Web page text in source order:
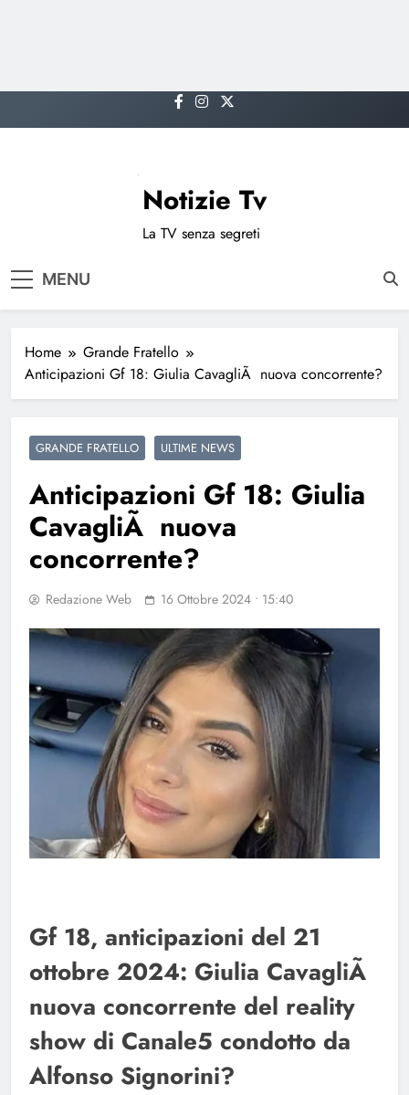
to
Notizie Tv
La TV senza segreti
MENU
Home
Grande Fratello
Anticipazioni Gf 18: Giulia CavagliÃ nuova concorrente?
GRANDE FRATELLO ULTIME NEWS
Anticipazioni Gf 18: Giulia
CavagliÃ nuova
concorrente?
Redazione Web 16 Ottobre 2024 • 15:40
Gf 18, anticipazioni del 21
ottobre 2024: Giulia CavagliÃ
nuova concorrente del reality
show di Canale5 condotto da
Alfonso Signorini?